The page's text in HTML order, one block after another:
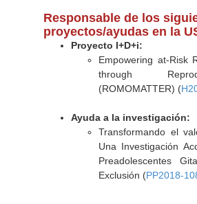
Responsable de los
proyectos/ayudas en la
Proyecto I+D+i:
Empowering at-Risk
through
(ROMOMATTER) (
Ayuda a la investigación:
Transformando el
Una Investigación
Preadolescentes
Exclusión (PP2018-